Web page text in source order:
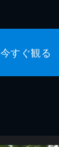
今すぐ観る